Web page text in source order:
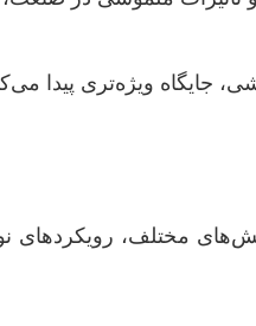
جایگاه ویژه‌تری پیدا
مختلف، رویکردهای